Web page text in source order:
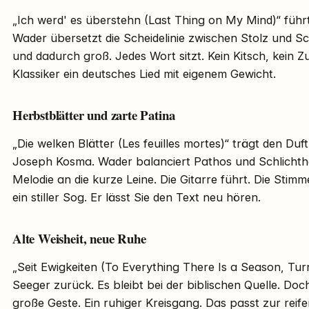
„Ich werd' es überstehn (Last Thing on My Mind)“
Wader übersetzt die Scheidelinie zwischen Stolz und
und dadurch groß. Jedes Wort sitzt. Kein Kitsch, kein
Klassiker ein deutsches Lied mit eigenem Gewicht.
Herbstblätter und zarte Patina
„Die welken Blätter (Les feuilles mortes)“ trägt den
Joseph Kosma. Wader balanciert Pathos und
Melodie an die kurze Leine. Die Gitarre führt. Die
ein stiller Sog. Er lässt Sie den Text neu hören.
Alte Weisheit, neue Ruhe
„Seit Ewigkeiten (To Everything There Is a Season,
Seeger zurück. Es bleibt bei der biblischen Quelle.
große Geste. Ein ruhiger Kreisgang. Das passt zur